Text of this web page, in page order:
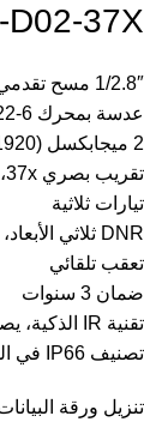
D02-37X
1/2.8″ مسح تقدمي CMOS
عدسة بمحرك 6-222 ملم
2 ميجابكسل (1920 × 1080) @ 25 إطارًا في الثانية
تقريب بصري 37x، تقريب رقمي 16x
تيارات ثلاثية
DNR ثلاثي الأبعاد، WDR حقيقي، ICR، IVS، إزالة الضباب
تعقب تلقائي
ضمان 3 سنوات
تقنية IR الذكية، يصل مداها إلى 492.1 قدمًا.
تصنيف IP66 في الهواء الطلق
تنزيل ورقة